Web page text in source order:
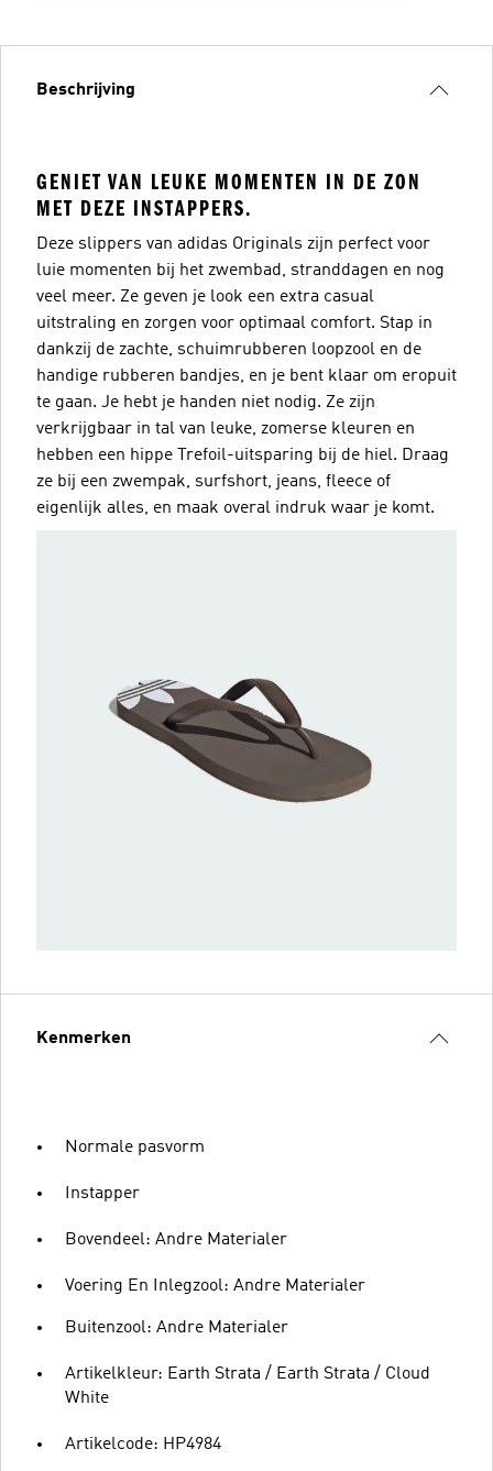
Beschrijving
GENIET VAN LEUKE MOMENTEN IN DE ZON
MET DEZE INSTAPPERS.
Deze slippers van adidas Originals zijn perfect voor
luie momenten bij het zwembad, stranddagen en nog
veel meer. Ze geven je look een extra casual
uitstraling en zorgen voor optimaal comfort. Stap in
dankzij de zachte, schuimrubberen loopzool en de
handige rubberen bandjes, en je bent klaar om eropuit
te gaan. Je hebt je handen niet nodig. Ze zijn
verkrijgbaar in tal van leuke, zomerse kleuren en
hebben een hippe Trefoil-uitsparing bij de hiel. Draag
ze bij een zwempak, surfshort, jeans, fleece of
eigenlijk alles, en maak overal indruk waar je komt.
Kenmerken
Normale pasvorm
Instapper
Bovendeel: Andre Materialer
Voering En Inlegzool: Andre Materialer
Buitenzool: Andre Materialer
Artikelkleur: Earth Strata / Earth Strata / Cloud
White
Artikelcode: HP4984